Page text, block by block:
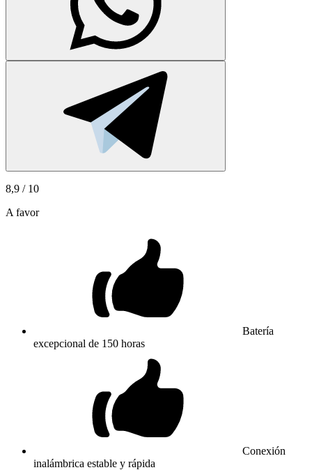
8,9 / 10
A favor
Batería
excepcional de 150 horas
Conexión
inalámbrica estable y rápida